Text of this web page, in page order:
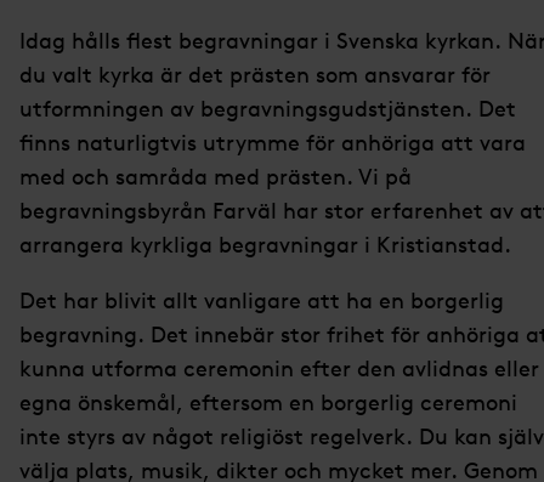
Idag hålls flest begravningar i Svenska kyrkan.
du valt kyrka är det prästen som ansvarar för
utformningen av begravningsgudstjänsten. Det
finns naturligtvis utrymme för anhöriga att vara
med och samråda med prästen. Vi på
begravningsbyrån Farväl har stor erfarenhet av
arrangera kyrkliga begravningar i Kristianstad.
Det har blivit allt vanligare att ha en borgerlig
begravning. Det innebär stor frihet för anhöriga
kunna utforma ceremonin efter den avlidnas eller
egna önskemål, eftersom en borgerlig ceremoni
inte styrs av något religiöst regelverk. Du kan själv
välja plats, musik, dikter och mycket mer. Genom